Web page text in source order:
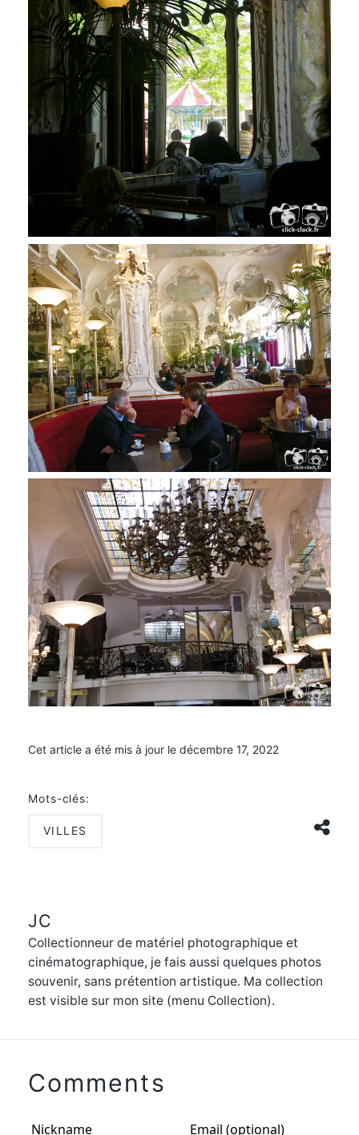
Cet article a été mis à jour le décembre 17, 2022
Mots-clés:
VILLES
JC
Collectionneur de matériel photographique et
cinématographique, je fais aussi quelques photos
souvenir, sans prétention artistique. Ma collection
est visible sur mon site (menu Collection).
Comments